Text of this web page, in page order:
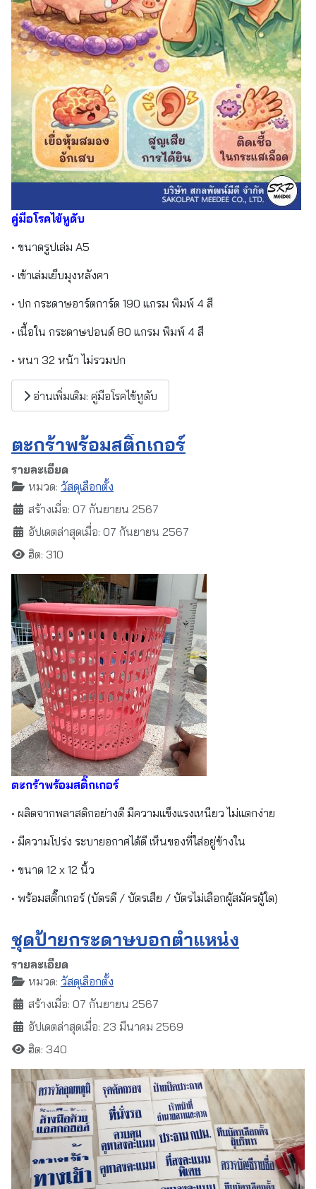
คู่มือโรคไข้หูดับ
• ขนาดรูปเล่ม A5
• เข้าเล่มเย็บมุงหลังคา
• ปก กระดาษอาร์ตการ์ด 190 แกรม พิมพ์ 4 สี
• เนื้อใน กระดาษปอนด์ 80 แกรม พิมพ์ 4 สี
• หนา 32 หน้า ไม่รวมปก
อ่านเพิ่มเติม: คู่มือโรคไข้หูดับ
ตะกร้าพร้อมสติ๊กเกอร์
รายละเอียด
หมวด: วัสดุเลือกตั้ง
สร้างเมื่อ: 07 กันยายน 2567
อัปเดตล่าสุดเมื่อ: 07 กันยายน 2567
ฮิต: 310
ตะกร้าพร้อมสติ๊กเกอร์
• ผลิตจากพลาสติกอย่างดี มีความแข็งแรงเหนียว ไม่แตกง่าย
• มีความโปร่ง ระบายอกาศได้ดี เห็นของที่ใส่อยู่ข้างใน
• ขนาด 12 x 12 นิ้ว
• พร้อมสติ๊กเกอร์ (บัตรดี / บัตรเสีย / บัตรไม่เลือกผู้สมัครผู้ใด)
ชุดป้ายกระดาษบอกตำแหน่ง
รายละเอียด
หมวด: วัสดุเลือกตั้ง
สร้างเมื่อ: 07 กันยายน 2567
อัปเดตล่าสุดเมื่อ: 23 มีนาคม 2569
ฮิต: 340